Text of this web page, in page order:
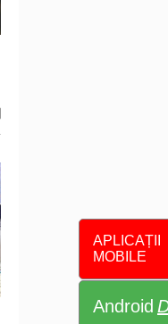
APLICAȚII
MOBILE
Android